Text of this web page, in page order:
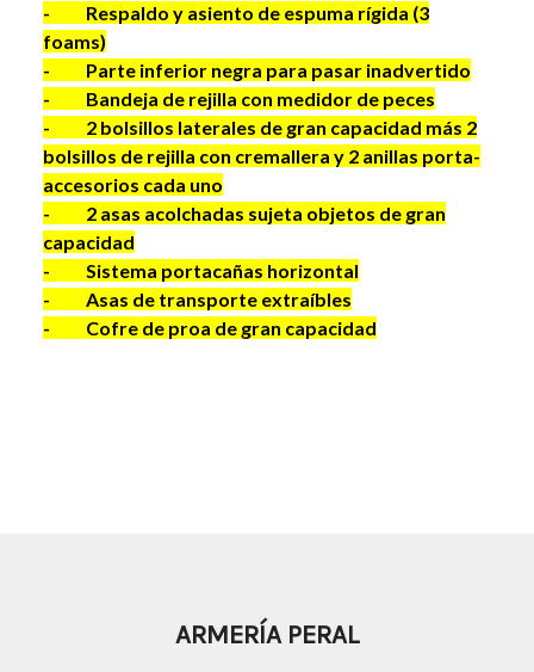
- Respaldo y asiento de espuma rígida (3
foams)
- Parte inferior negra para pasar inadvertido
- Bandeja de rejilla con medidor de peces
- 2 bolsillos laterales de gran capacidad más 2
bolsillos de rejilla con cremallera y 2 anillas porta-
accesorios cada uno
- 2 asas acolchadas sujeta objetos de gran
capacidad
- Sistema portacañas horizontal
- Asas de transporte extraíbles
- Cofre de proa de gran capacidad
ARMERÍA PERAL